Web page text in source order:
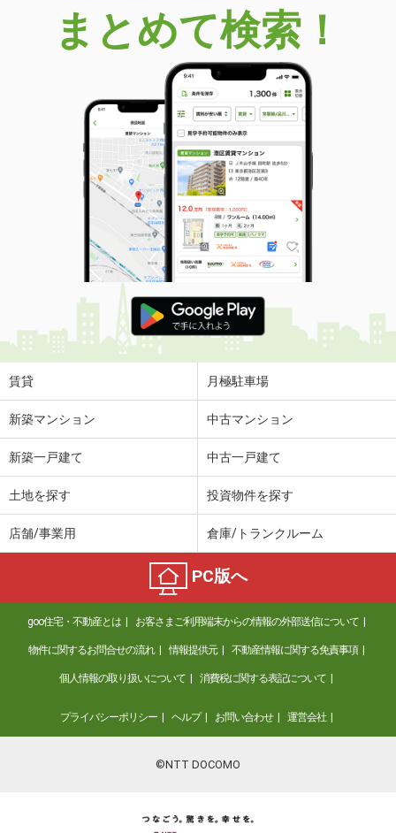
兵庫県芦屋市海洋町
価 格
6,880万円
兵庫県芦屋市海洋町
130.98m²
土地面積 203.34m²
兵庫県宝塚市南口１
価 格
5,780万円
住 所
兵庫県宝塚市南口１
建物面積 131.96m²
土地面積 151.49m²
兵庫県姫路市木場前七反町
価 格
680万円
住 所
兵庫県姫路市木場前七反町
建物面積
138.61m²
兵庫県西宮市美作町
1,180万円
1,800万円
住 所
兵庫県川西市けやき坂２丁目
建物面積 124.15m²
土地面積
198.21m²
兵庫県姫路市香寺町須加院
価 格
1,700万円
住 所
兵庫県姫路市香寺町須加院
115.5m²
兵庫県尼崎市大島２丁目
まとめて検索！
賃貸 月極駐車場
新築マンション 中古マンション
新築一戸建て 中古一戸建て
土地を探す 投資物件を探す
店舗/事業用 倉庫/トランクルーム
PC版へ
goo住宅・不動産とは お客さまご利用端末からの情報の外部送信について
物件に関するお問合せの流れ 情報提供元 不動産情報に関する免責事項
個人情報の取り扱いについて 消費税に関する表記について
プライバシーポリシー ヘルプ お問い合わせ 運営会社
©NTT DOCOMO